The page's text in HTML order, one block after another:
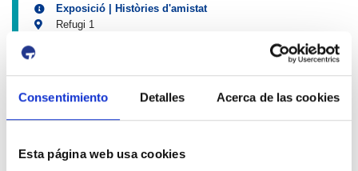
Consentimiento Detalles Acerca de las cookies
Esta página web usa cookies
Exposició | Històries d'amistat
Refugi 1
25 June 2026
23 August 2026
Refugi 1